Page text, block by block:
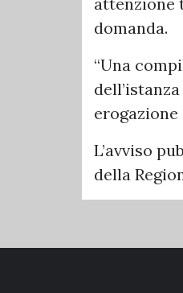
domanda.
“Una
erogazione
L’avviso
della